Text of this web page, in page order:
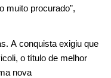
muito procurado”,
A conquista exigiu que
o título de melhor
nova